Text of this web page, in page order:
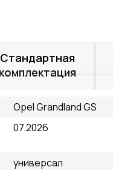
Стандартная
комплектация
Opel Grandland GS
07.2026
универсал